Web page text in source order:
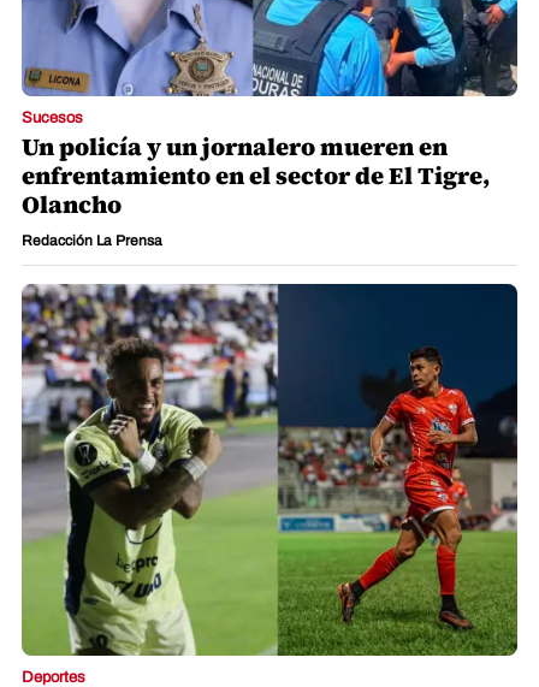
Sucesos
Un policía y un jornalero mueren en
enfrentamiento en el sector de El Tigre,
Olancho
Redacción La Prensa
Deportes